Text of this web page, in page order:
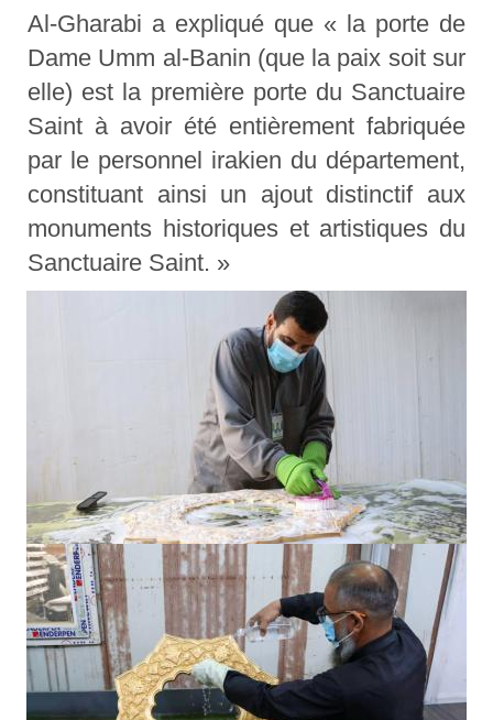
Al-Gharabi a expliqué que « la porte de
Dame Umm al-Banin (que la paix soit sur
elle) est la première porte du Sanctuaire
Saint à avoir été entièrement fabriquée
par le personnel irakien du département,
constituant ainsi un ajout distinctif aux
monuments historiques et artistiques du
Sanctuaire Saint. »